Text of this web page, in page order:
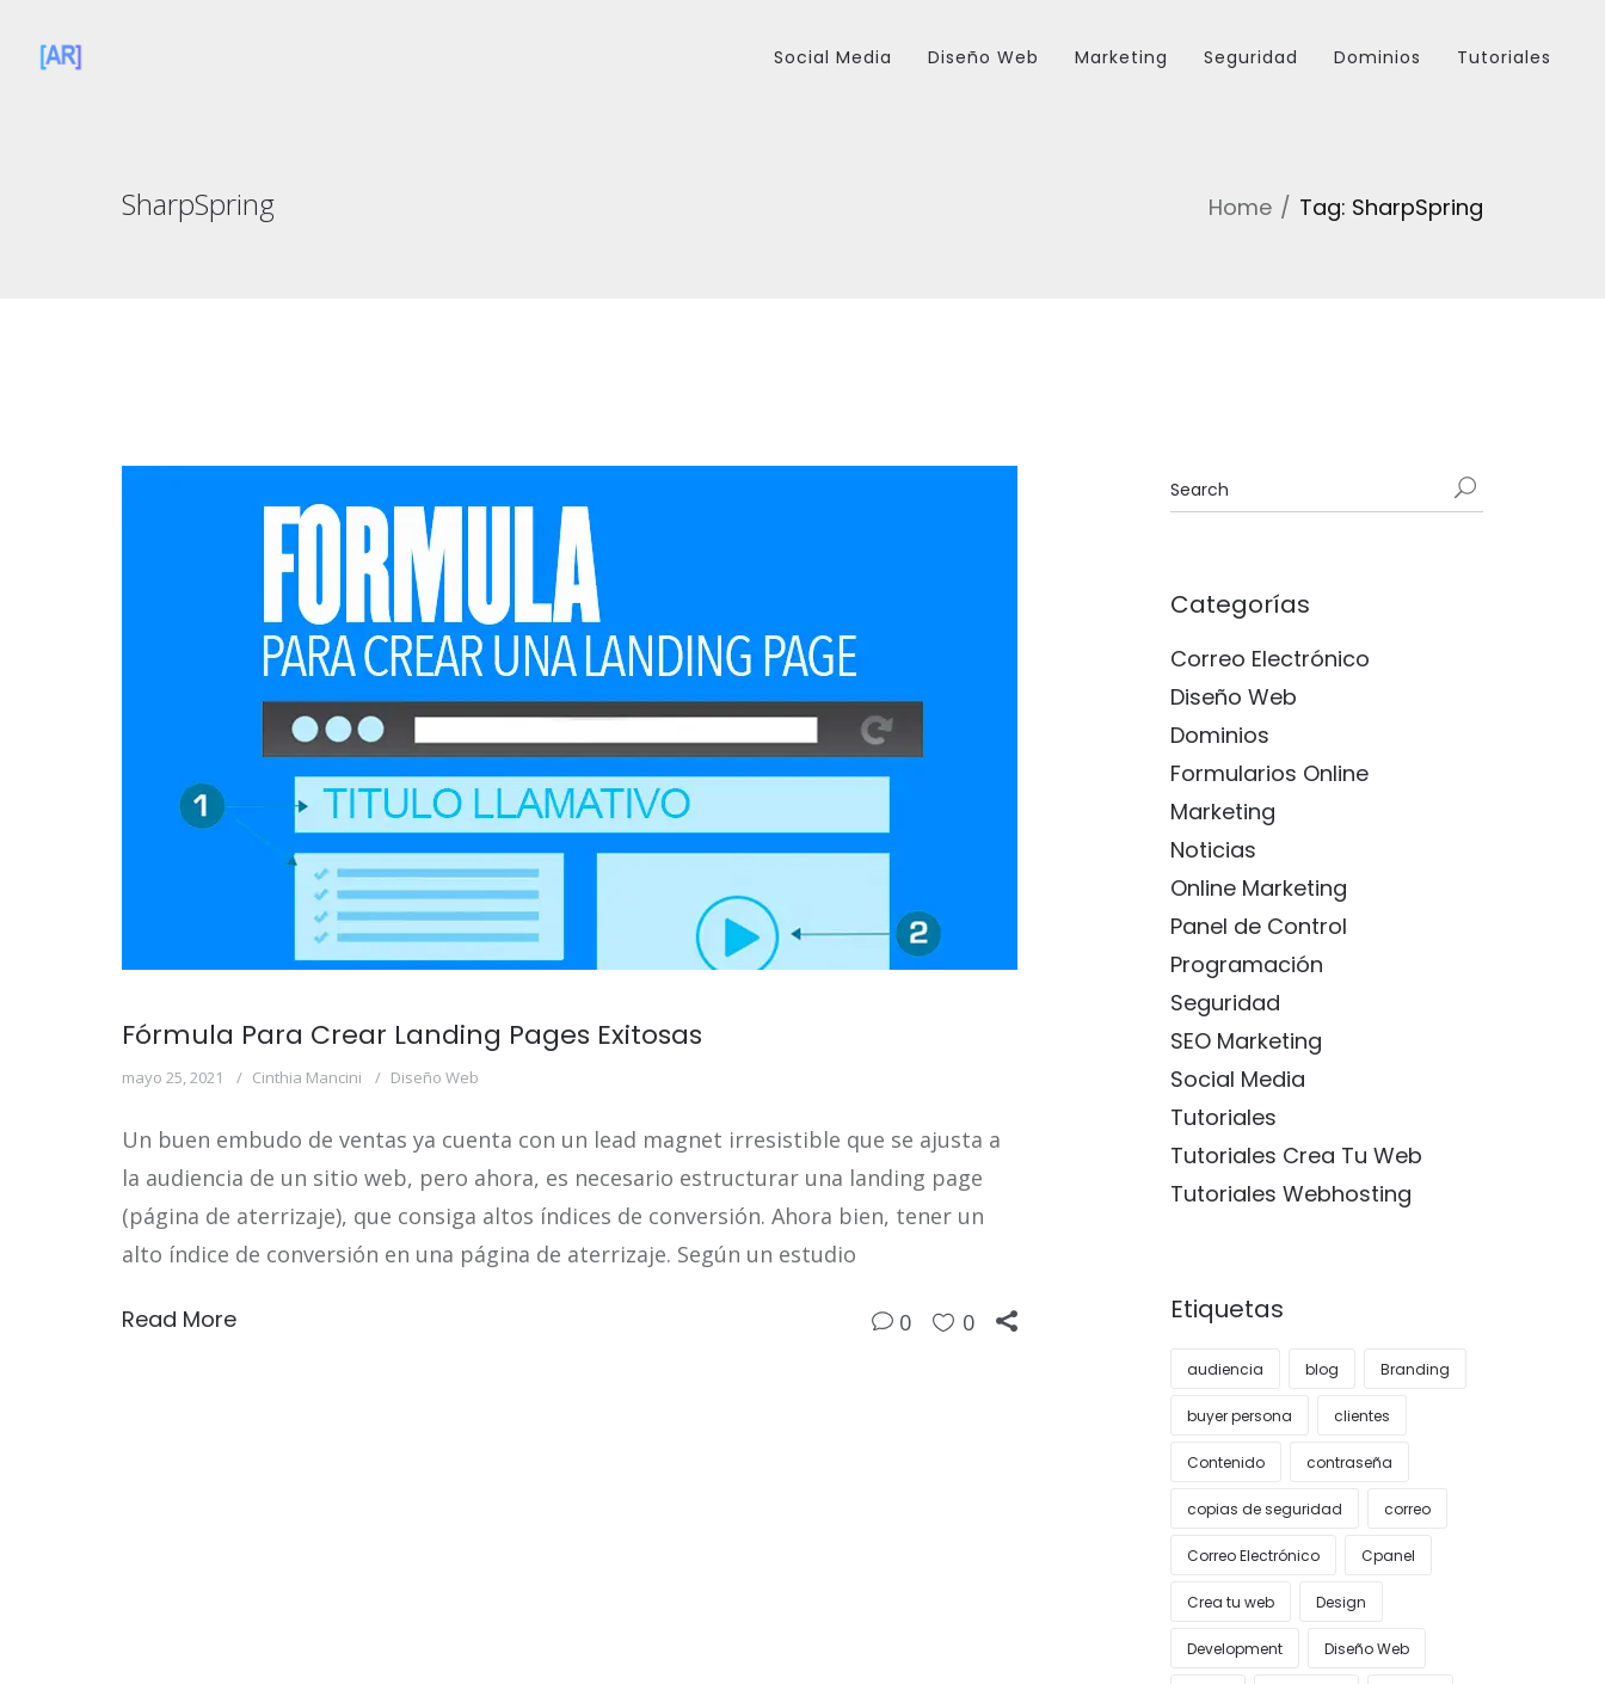
Social Media Diseño Web Marketing Seguridad Dominios Tutoriales
SharpSpring Home Tag: SharpSpring
Fórmula Para Crear Landing Pages Exitosas
mayo 25, 2021 Cinthia Mancini Diseño Web
Un buen embudo de ventas ya cuenta con un lead magnet irresistible que se ajusta a
la audiencia de un sitio web, pero ahora, es necesario estructurar una landing page
(página de aterrizaje), que consiga altos índices de conversión. Ahora bien, tener un
alto índice de conversión en una página de aterrizaje. Según un estudio
Read More 0 0
Categorías
Correo Electrónico
Diseño Web
Dominios
Formularios Online
Marketing
Noticias
Online Marketing
Panel de Control
Programación
Seguridad
SEO Marketing
Social Media
Tutoriales
Tutoriales Crea Tu Web
Tutoriales Webhosting
Etiquetas
audiencia blog Branding
buyer persona clientes
Contenido contraseña
copias de seguridad correo
Correo Electrónico Cpanel
Crea tu web Design
Development Diseño Web